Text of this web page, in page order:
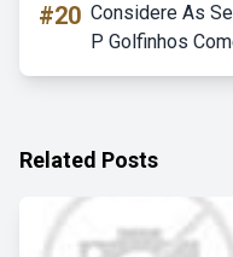
#20 Considere As
P Golfinhos
Related Posts